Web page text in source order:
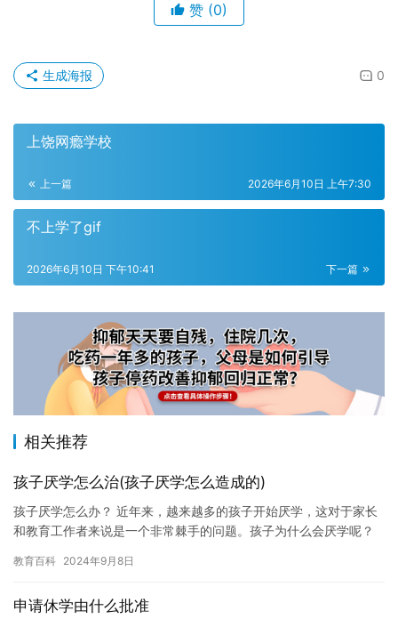
赞 (0)
0
生成海报
上饶网瘾学校
上一篇 2026年6月10日 上午7:30
不上学了gif
下一篇
2026年6月10日 下午10:41
相关推荐
孩子厌学怎么治(孩子厌学怎么造成的)
孩子厌学怎么办？ 近年来，越来越多的孩子开始厌学，这对于家长
和教育工作者来说是一个非常棘手的问题。孩子为什么会厌学呢？
教育百科 2024年9月8日
申请休学由什么批准